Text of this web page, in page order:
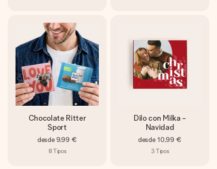
Chocolate Ritter
Sport
desde 9,99 €
8 Tipos
Dilo con Milka -
Navidad
desde 10,99 €
3 Tipos